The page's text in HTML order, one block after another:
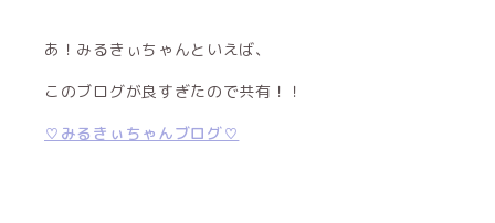
あ！みるきぃちゃんといえば、
このブログが良すぎたので共有！！
♡みるきぃちゃんブログ♡